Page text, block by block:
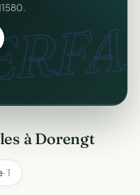
à Dorengt
· 1